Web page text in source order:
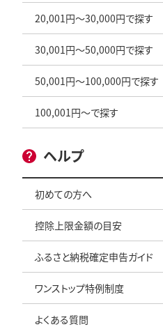
20,001円～30,000円で探す
30,001円～50,000円で探す
50,001円～100,000円で探す
100,001円～で探す
ヘルプ
初めての方へ
控除上限金額の目安
ふるさと納税確定申告ガイド
ワンストップ特例制度
よくある質問